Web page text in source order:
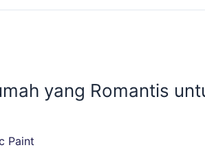
yang Romantis
Paint